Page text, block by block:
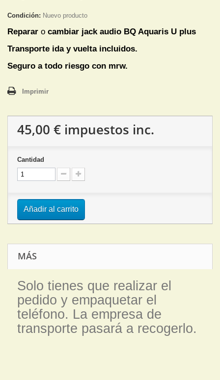
Condición: Nuevo producto
Reparar o cambiar jack audio BQ Aquaris U plus
Transporte ida y vuelta incluidos.
Seguro a todo riesgo con mrw.
Imprimir
45,00 € impuestos inc.
Cantidad
Añadir al carrito
MÁS
Solo tienes que realizar el
pedido y empaquetar el
teléfono. La empresa de
transporte pasará a recogerlo.